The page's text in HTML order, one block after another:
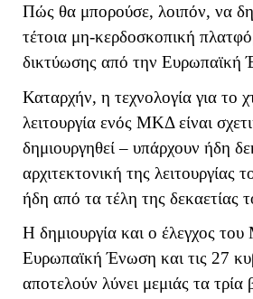
Πώς θα μπορούσε, λοιπόν, να
τέτοια μη-κερδοσκοπική
δικτύωσης από την Ευρωπαϊκή
Καταρχήν, η τεχνολογία για το
λειτουργία ενός ΜΚΔ είναι
δημιουργηθεί – υπάρχουν ήδη
αρχιτεκτονική της λειτουργίας
ήδη από τα τέλη της δεκαετίας
Η δημιουργία και ο έλεγχος
Ευρωπαϊκή Ένωση και τις 27
αποτελούν λύνει μεμιάς τα τρία